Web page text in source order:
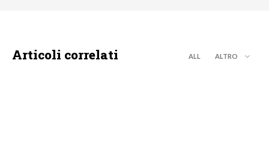
Articoli correlati ALL ALTRO